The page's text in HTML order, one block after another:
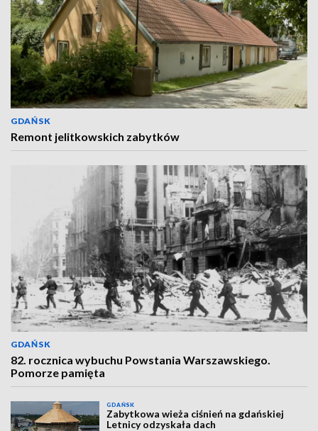
GDAŃSK
Remont jelitkowskich zabytków
GDAŃSK
82. rocznica wybuchu Powstania Warszawskiego.
Pomorze pamięta
GDAŃSK
Zabytkowa wieża ciśnień na gdańskiej
Letnicy odzyskała dach